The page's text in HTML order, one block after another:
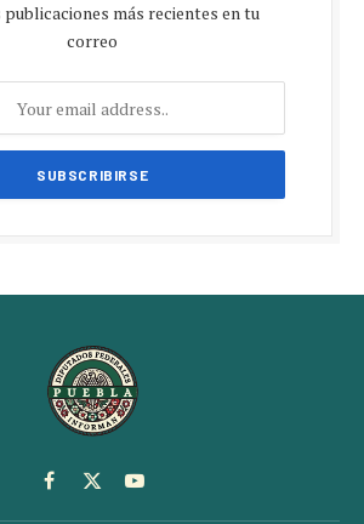
publicaciones más recientes en tu
correo
Facebook
X
(Twitter)
YouTube